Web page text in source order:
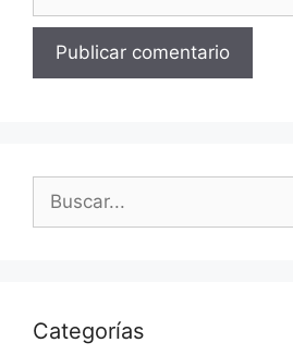
Categorías